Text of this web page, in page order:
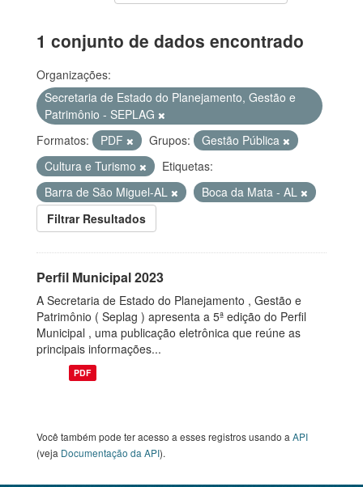
1 conjunto de dados encontrado
Organizações:
Secretaria de Estado do Planejamento, Gestão e
Patrimônio - SEPLAG
Formatos:
PDF Grupos:
Gestão Pública
Cultura e Turismo
Etiquetas:
Barra de São Miguel-AL
Boca da Mata - AL
Filtrar Resultados
Perfil Municipal 2023
A Secretaria de Estado do Planejamento , Gestão e
Patrimônio ( Seplag ) apresenta a 5ª edição do Perfil
Municipal , uma publicação eletrônica que reúne as
principais informações...
PDF
Você também pode ter acesso a esses registros usando a API
(veja Documentação da API).